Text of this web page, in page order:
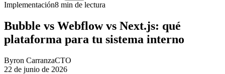
Implementación8 min de lectura
Bubble vs Webflow vs Next.js: qué
plataforma para tu sistema interno
Byron CarranzaCTO
22 de junio de 2026